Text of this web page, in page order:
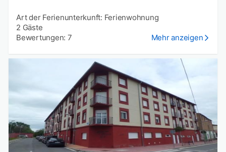
Art der Ferienunterkunft: Ferienwohnung
2 Gäste
Bewertungen: 7
Mehr anzeigen